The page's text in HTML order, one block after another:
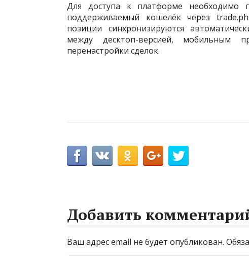
Для доступа к платформе необходимо
поддерживаемый кошелёк через
позиции синхронизируются
между десктоп-версией, мобильным
перенастройки сделок.
Добавить
Ваш адрес email не будет опубликован.